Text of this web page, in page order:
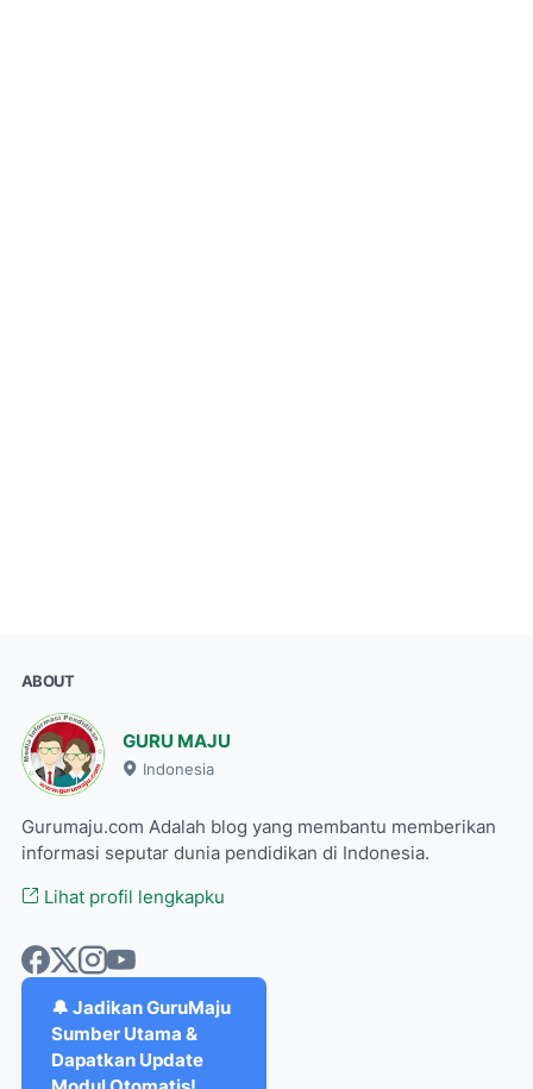
ABOUT
GURU MAJU
Indonesia
Gurumaju.com Adalah blog yang membantu memberikan
informasi seputar dunia pendidikan di Indonesia.
Lihat profil lengkapku
🔔 Jadikan GuruMaju
Sumber Utama &
Dapatkan Update